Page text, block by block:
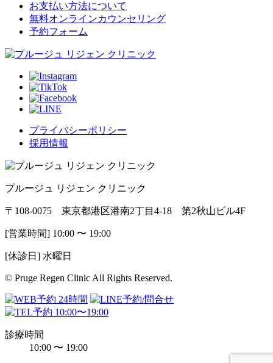
お支払い方法について
無料オンラインカウンセリング
予約フォーム
プライバシーポリシー
採用情報
プルージュ リジェン クリニック
〒108-0075 東京都港区港南2丁目4-18 第2秋山ビル4F
[営業時間] 10:00 〜 19:00
[休診日] 水曜日
© Pruge Regen Clinic All Rights Reserved.
診療時間
10:00 〜 19:00